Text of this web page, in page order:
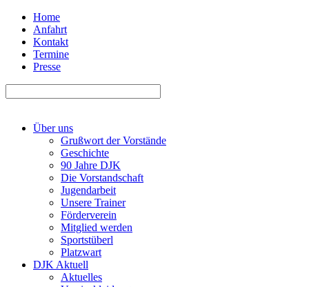
Home
Anfahrt
Kontakt
Termine
Presse
Über uns
Grußwort der Vorstände
Geschichte
90 Jahre DJK
Die Vorstandschaft
Jugendarbeit
Unsere Trainer
Förderverein
Mitglied werden
Sportstüberl
Platzwart
DJK Aktuell
Aktuelles